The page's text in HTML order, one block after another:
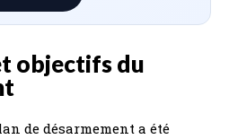
objectifs du
de désarmement a été